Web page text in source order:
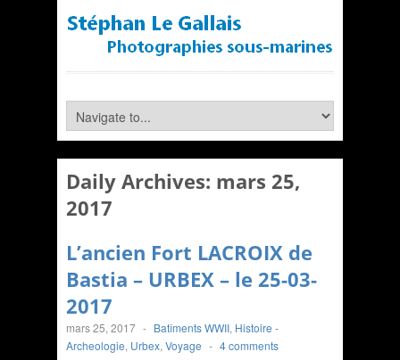
Daily Archives: mars 25,
2017
L’ancien Fort LACROIX de
Bastia – URBEX – le 25-03-
2017
mars 25, 2017 - Batîments WWII, Histoire -
Archeologie, Urbex, Voyage - 4 comments